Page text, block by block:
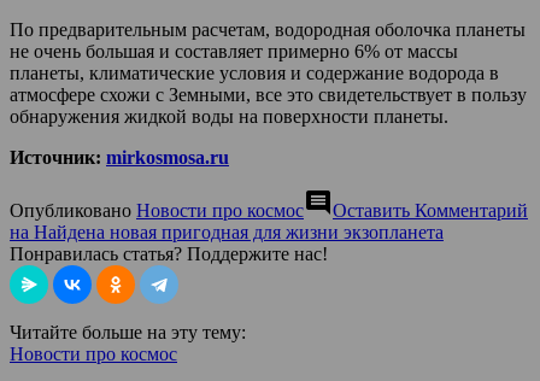
По предварительным расчетам, водородная оболочка планеты
не очень большая и составляет примерно 6% от массы
планеты, климатические условия и содержание водорода в
атмосфере схожи с Земными, все это свидетельствует в пользу
обнаружения жидкой воды на поверхности планеты.
Источник: mirkosmosa.ru
Опубликовано Новости про космосcomment Оставить Комментарий
на Найдена новая пригодная для жизни экзопланета
Понравилась статья? Поддержите нас!
Читайте больше на эту тему:
Новости про космос